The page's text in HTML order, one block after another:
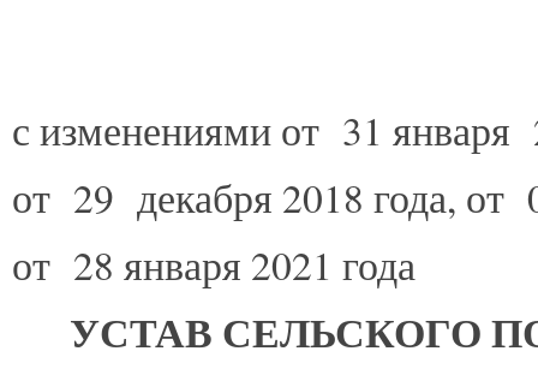
с изменениями от 31 января
от 29 декабря 2018 года, от
от 28 января 2021 года
УСТАВ СЕЛЬСКОГО